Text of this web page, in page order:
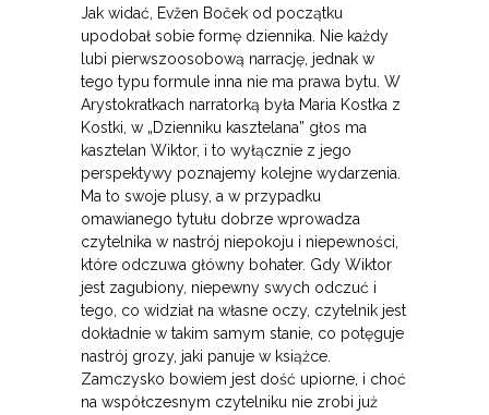
Jak widać, Evžen Boček od początku
upodobał sobie formę dziennika. Nie każdy
lubi pierwszoosobową narrację, jednak w
tego typu formule inna nie ma prawa bytu. W
Arystokratkach narratorką była Maria Kostka z
Kostki, w „Dzienniku kasztelana” głos ma
kasztelan Wiktor, i to wyłącznie z jego
perspektywy poznajemy kolejne wydarzenia.
Ma to swoje plusy, a w przypadku
omawianego tytułu dobrze wprowadza
czytelnika w nastrój niepokoju i niepewności,
które odczuwa główny bohater. Gdy Wiktor
jest zagubiony, niepewny swych odczuć i
tego, co widział na własne oczy, czytelnik jest
dokładnie w takim samym stanie, co potęguje
nastrój grozy, jaki panuje w książce.
Zamczysko bowiem jest dość upiorne, i choć
na współczesnym czytelniku nie zrobi już